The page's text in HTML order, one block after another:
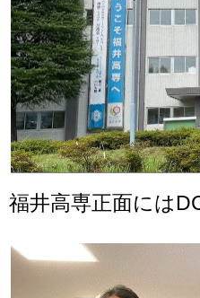
福井高専正面には